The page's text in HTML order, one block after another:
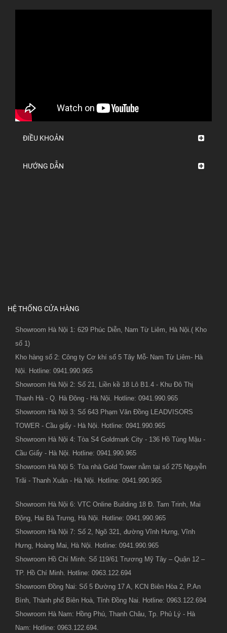
ĐIỀU KHOẢN
HƯỚNG DẪN
HỆ THỐNG CỬA HÀNG
Showroom Hà Nội 1: 629 Phúc Diễn, Nam Từ Liêm, Hà Nội.( Kho
số 1)
Kho hàng số 2: Công ty Cơ khí số 5 Tây Mỗ- Nam Từ Liêm- Hà
Nội. Hotline: 0941.990.965
Showroom Hà Nội 2: Số 21, Liền kề 18 Lô B1.4 - Khu Đô Thị
Thanh Hà - Q. Hà Đông - Hà Nội. Hotline: 0941.990.965
Showroom Hà Nội 3: Số 643 Phạm Văn Đồng LEADVISORS
TOWER - Cầu giấy - Hà Nội. Hotline: 0941.990.965
Showroom Hà Nội 4: Tòa S4 Goldmark City - 136 Hồ Tùng Mậu -
Cầu Giấy - Hà Nội. Hotline: 0941.990.965
Showroom Hà Nội 5: Tòa nhà Gold Tower nằm tại số 275 Nguyễn
Trãi - Thanh Xuân - Hà Nội. Hotline: 0941.990.965
Showroom Hà Nội 6: VTC Online Building 18 Đ. Tam Trinh, Mai
Động, Hai Bà Trưng, Hà Nội. Hotline: 0941.990.965
Showroom Hà Nội 7: Số 2, Ngõ 321, đường Vĩnh Hưng, Vĩnh
Hưng, Hoàng Mai, Hà Nội. Hotline: 0941.990.965
Showroom Hồ Chí Minh: Số 119/61 Trương Mỹ Tây – Quận 12 –
TP. Hồ Chí Minh. Hotline: 0963.122.694
Showroom Đồng Nai: Số 5 Đường 17 A, KCN Biên Hòa 2, P.An
Bình, Thành phố Biên Hoà, Tỉnh Đồng Nai. Hotline: 0963.122.694
Showroom Hà Nam: Hồng Phú, Thanh Châu, Tp. Phủ Lý - Hà
Nam: Hotline: 0963.122.694.